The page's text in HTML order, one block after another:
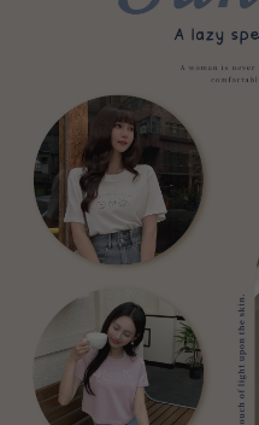
背心
透膚
襯衫 褲裙
涼感